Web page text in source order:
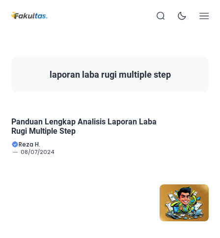
laporan laba rugi multiple step
Panduan Lengkap Analisis Laporan Laba
Rugi Multiple Step
Reza H.
08/07/2024